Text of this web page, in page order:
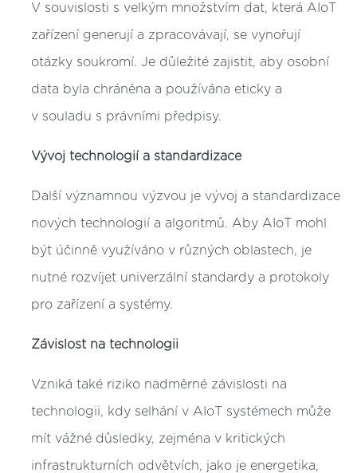
V souvislosti s velkým množstvím dat, která AIoT
zařízení generují a zpracovávají, se vynořují
otázky soukromí. Je důležité zajistit, aby osobní
data byla chráněna a používána eticky a
v souladu s právními předpisy.
Vývoj technologií a standardizace
Další významnou výzvou je vývoj a standardizace
nových technologií a algoritmů. Aby AIoT mohl
být účinně využíváno v různých oblastech, je
nutné rozvíjet univerzální standardy a protokoly
pro zařízení a systémy.
Závislost na technologii
Vzniká také riziko nadměrné závislosti na
technologii, kdy selhání v AIoT systémech může
mít vážné důsledky, zejména v kritických
infrastrukturních odvětvích, jako je energetika,